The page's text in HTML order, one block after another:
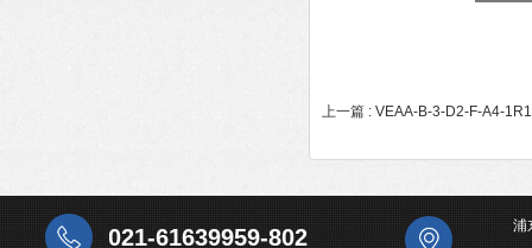
上一篇 : VEAA-B-3-D2-F-A4-
021-61639959-802 浦